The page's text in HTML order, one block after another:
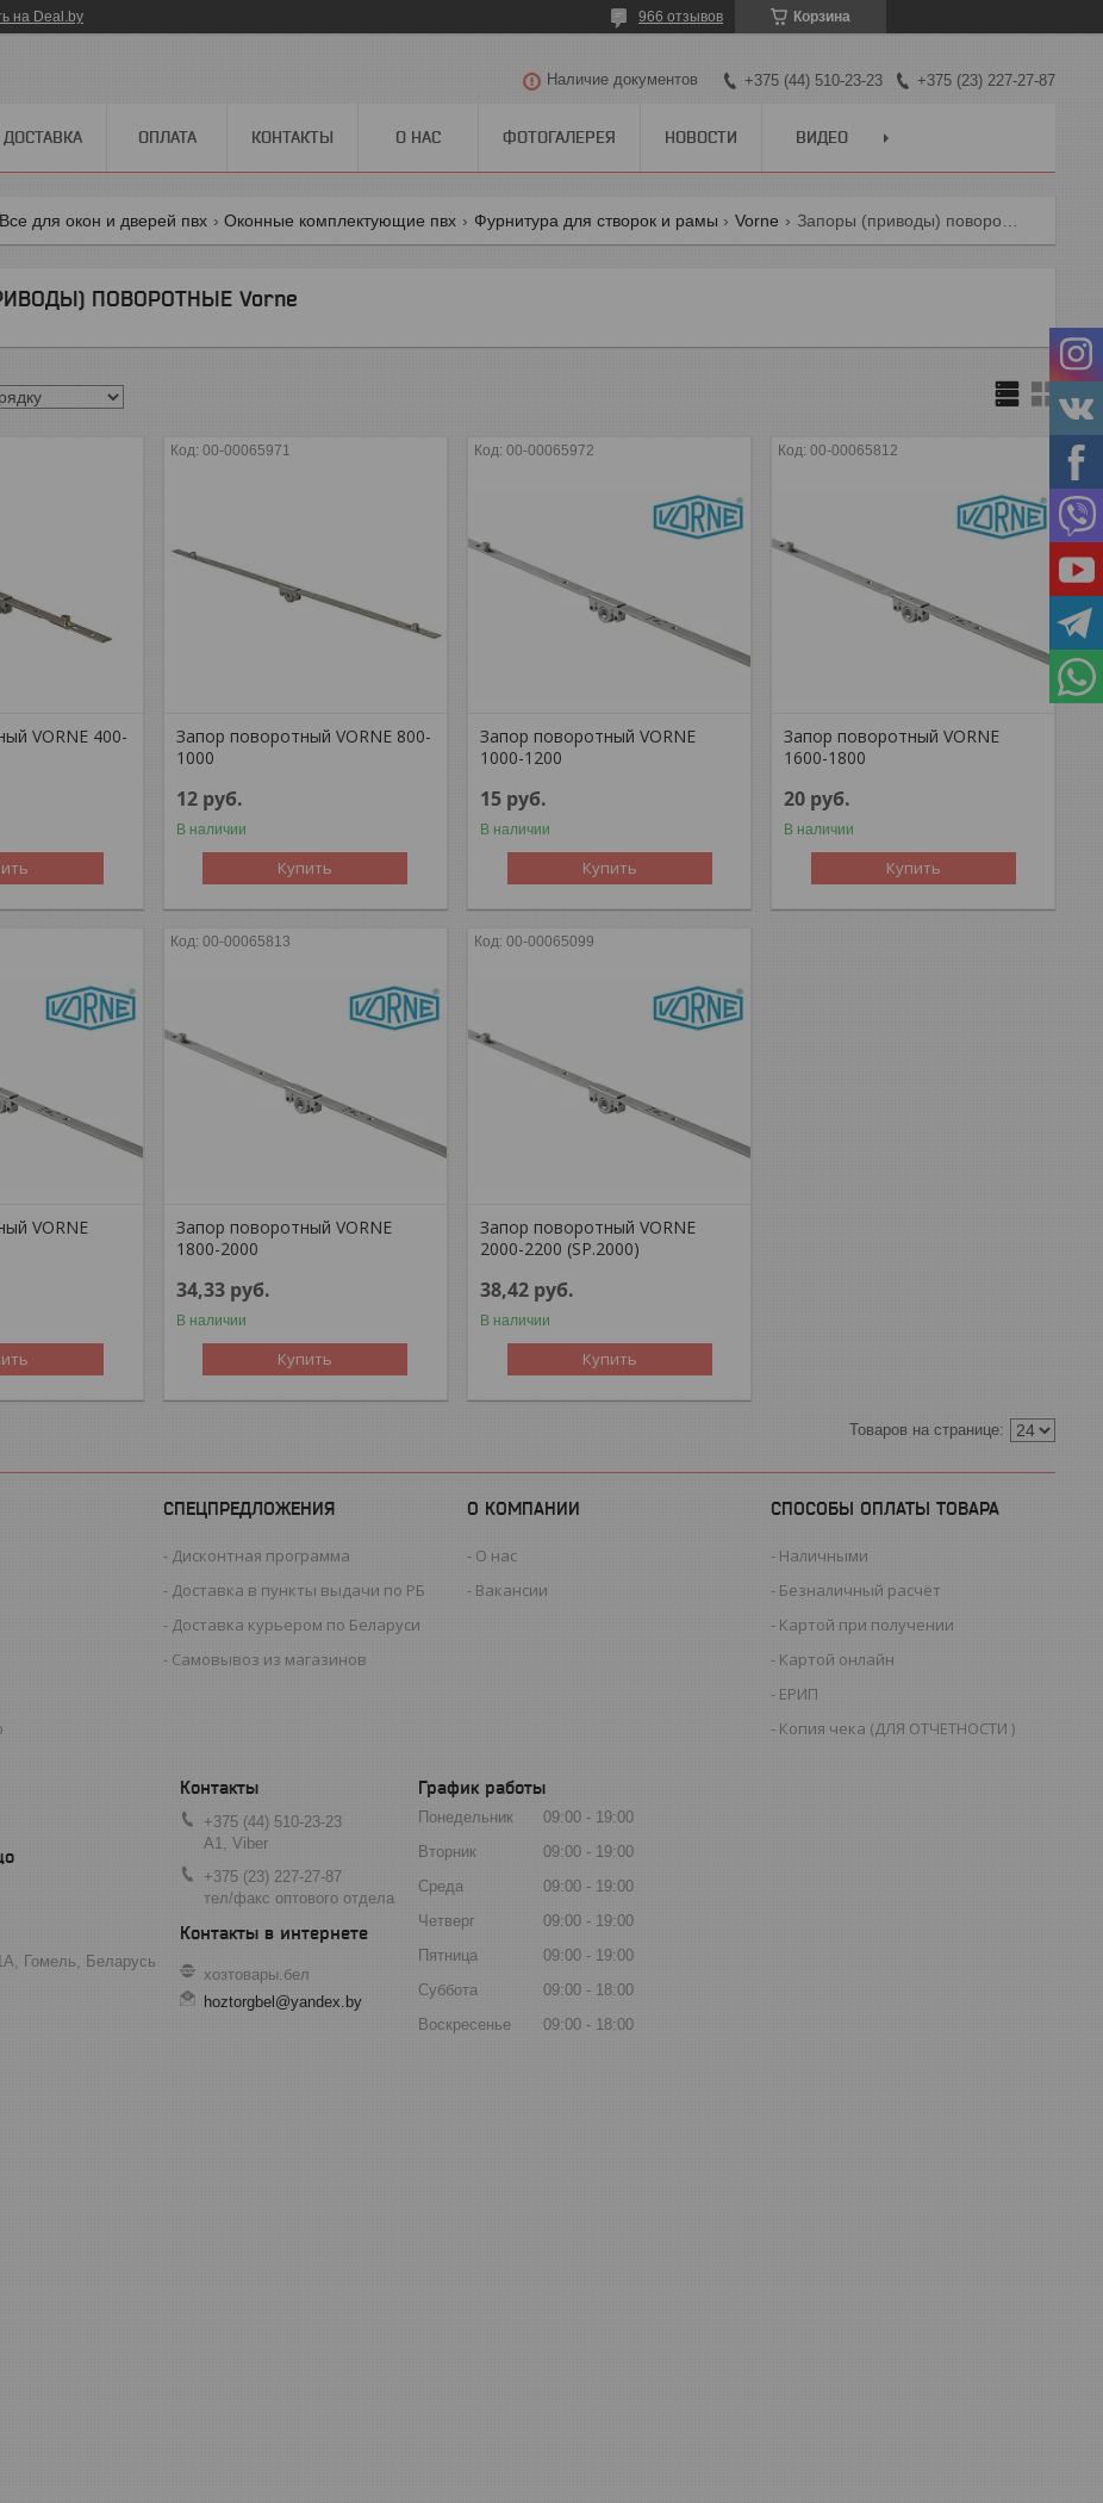
на Deal.by Корзина
966 отзывов
Наличие документов +375 (44) 510-23-23 +375 (23) 227-27-87
ДОСТАВКА ОПЛАТА КОНТАКТЫ О НАС ФОТОГАЛЕРЕЯ НОВОСТИ ВИДЕО
Все для окон и дверей пвх Оконные комплектующие пвх Фурнитура для створок и рамы Vorne
ПОВОРОТНЫЕ Vorne
VORNE 400-
00-00065971
Запор поворотный VORNE 800-
1000
12 руб.
В наличии
Купить
00-00065972
Запор поворотный VORNE
1000-1200
15 руб.
В наличии
Купить
00-00065812
Запор поворотный VORNE
1600-1800
20 руб.
В наличии
Купить
VORNE
00-00065813
Запор поворотный VORNE
1800-2000
34,33 руб.
В наличии
Купить
00-00065099
Запор поворотный VORNE
2000-2200 (SP.2000)
38,42 руб.
В наличии
Купить
СПЕЦПРЕДЛОЖЕНИЯ
Дисконтная программа
Доставка в пункты выдачи по РБ
Доставка курьером по Беларуси
Самовывоз из магазинов
О КОМПАНИИ
О нас
Вакансии
СПОСОБЫ ОПЛАТЫ ТОВАРА
Наличными
Безналичный расчёт
Картой при получении
Картой онлайн
ЕРИП
Копия чека (ДЛЯ ОТЧЕТНОСТИ )
Гомель, Беларусь
+375 (44) 510-23-23
А1, Viber
+375 (23) 227-27-87
тел/факс оптового отдела
хозтовары.бел
hoztorgbel@yandex.by
График работы
Понедельник 09:00
19:00
Вторник
09:00
19:00
Среда
09:00
19:00
Четверг
09:00
19:00
Пятница
09:00
19:00
Суббота
09:00
18:00
Воскресенье
09:00 18:00